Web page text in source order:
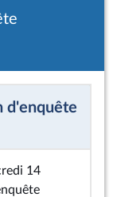
d'enquête
14